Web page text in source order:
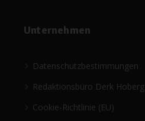
Unternehmen
Datenschutzbestimmungen
Redaktionsbüro Derk Hoberg
Cookie-Richtlinie (EU)